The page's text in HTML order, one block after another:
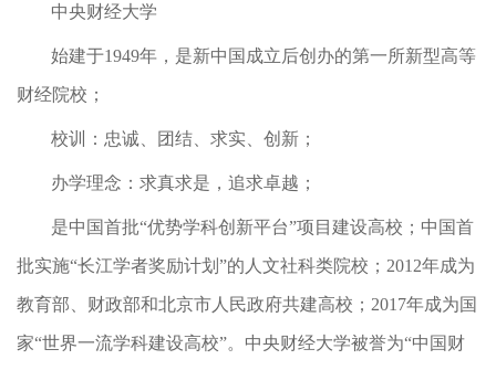
中央财经大学
始建于1949年，是新中国成立后创办的第一所新型高等
财经院校；
校训：忠诚、团结、求实、创新；
办学理念：求真求是，追求卓越；
是中国首批“优势学科创新平台”项目建设高校；中国首
批实施“长江学者奖励计划”的人文社科类院校；2012年成为
教育部、财政部和北京市人民政府共建高校；2017年成为国
家“世界一流学科建设高校”。中央财经大学被誉为“中国财